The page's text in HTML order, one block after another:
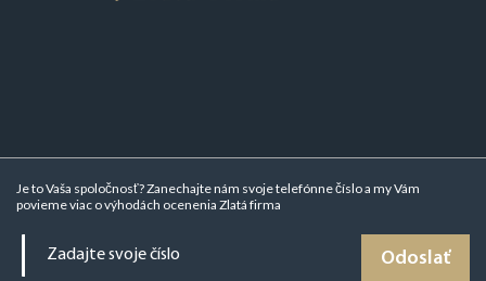
Je to Vaša spoločnosť? Zanechajte nám svoje telefónne číslo a my Vám
povieme viac ovýhodách ocenenia Zlatá firma
Odoslať